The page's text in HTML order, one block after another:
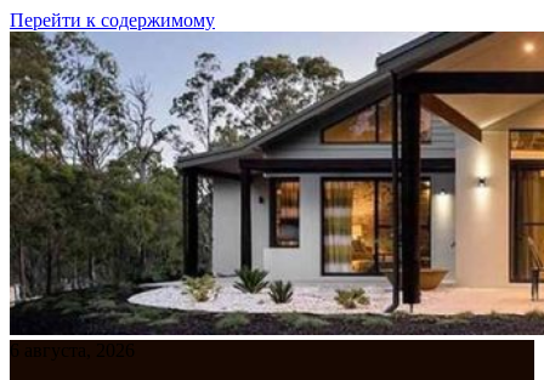
Перейти к содержимому
6 августа, 2026